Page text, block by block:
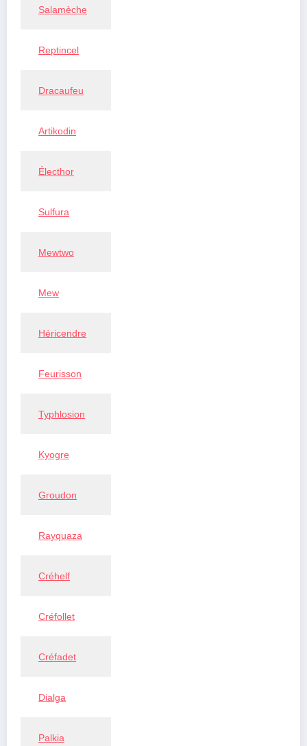
Salamèche
Reptincel
Dracaufeu
Artikodin
Électhor
Sulfura
Mewtwo
Mew
Héricendre
Feurisson
Typhlosion
Kyogre
Groudon
Rayquaza
Créhelf
Créfollet
Créfadet
Dialga
Palkia